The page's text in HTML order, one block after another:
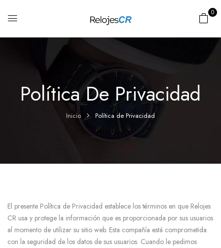
0
Política De Privacidad
Inicio Política de Privacidad
El presente Política de Privacidad establece los términos en que Relojes
CR usa y protege la información que es proporcionada por sus usuarios
al momento de utilizar su sitio web. Esta compañía está comprometida
con la seguridad de los datos de sus usuarios. Cuando le pedimos